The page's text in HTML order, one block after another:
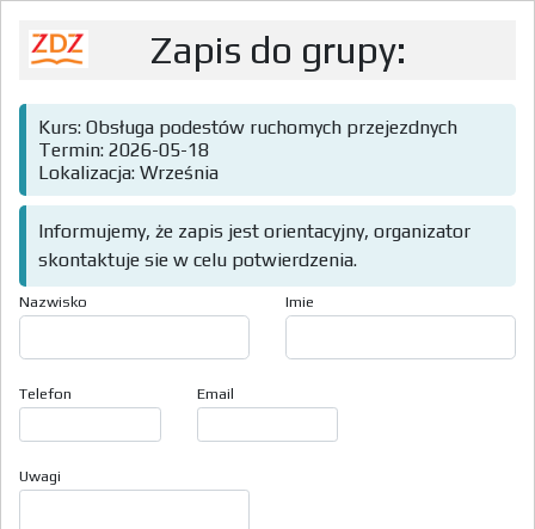
Zapis do grupy:
Kurs: Obsługa podestów ruchomych przejezdnych
Termin: 2026-05-18
Lokalizacja: Września
Informujemy, że zapis jest orientacyjny, organizator
skontaktuje sie w celu potwierdzenia.
Nazwisko Imie
Telefon Email
Uwagi